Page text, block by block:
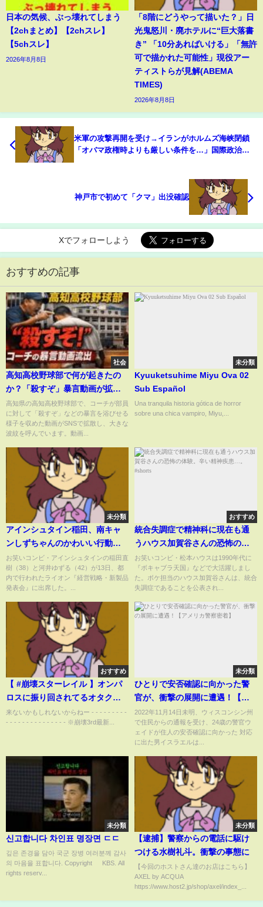
日本の気候、ぶっ壊れてしまう
【2chまとめ】【2chスレ】
【5chスレ】
2026年8月8日
「8階にどうやって描いた？」日
光鬼怒川・廃ホテルに“巨大落書
き” 「10分あればいける」「無許
可で描かれた可能性」現役アー
ティストらが見解(ABEMA
TIMES)
2026年8月8日
米軍の攻撃再開を受け→イランがホルムズ海峡閉鎖
「オバマ政権時よりも厳しい条件を…」国際政治学
神戸市で初めて「クマ」出没確認
Xでフォローしよう
おすすめの記事
社会
高知高校野球部で何が起きたの
か？「殺すぞ」暴言動画が拡
散、指導の実態に衝撃
高知県の高知高校野球部で、コーチが部員
に対して「殺すぞ」などの暴言を浴びせる
様子を収めた動画がSNSで拡散し、大きな
波紋を呼んでいます。動画...
未分類
Kyuuketsuhime Miyu Ova 02
Sub Español
Una tranquila historia gótica de horror
sobre una chica vampiro, Miyu,...
未分類
アインシュタイン稲田、南キャ
ンしずちゃんのかわいい行動明
かす ライオン『経営戦略・新
製品発表会』
お笑いコンビ・アインシュタインの稲田直
樹（38）と河井ゆずる（42）が13日、都
内で行われたライオン『経営戦略・新製品
発表会』に出席した。...
おすすめ
統合失調症で精神科に現在も通
うハウス加賀谷さんの恐怖の体
験。辛い精神疾患…。#shorts
お笑いコンビ・松本ハウスは1990年代に
『ボキャブラ天国』などで大活躍しまし
た。ボケ担当のハウス加賀谷さんは、統合
失調症であることを公表され...
おすすめ
【 #崩壊スターレイル 】オンパ
ロスに振り回されてるオタクの
新キャラ待機所【Vtuber / 白亜
リラ】
来ないかもしれないからねー - - - - - - - - -
- - - - - - - - - - - - - - - ※崩壊3rd最新...
未分類
ひとりで安否確認に向かった警
官が、衝撃の展開に遭遇！【ア
メリカ警察密着】
2022年11月14日未明、ウィスコンシン州
で住民からの通報を受け、24歳の警官ウ
ェイドが住人の安否確認に向かった 対応
に出た男イスラエルは...
未分類
신고합니다 차인표 명장면 ㄷㄷ
깊은 존경을 담아 국군 장병 여러분께 감사
의 마음을 표합니다. Copyright ©️ KBS. All
rights reserv...
未分類
【逮捕】警察からの電話に駆け
つける水樹礼斗。衝撃の事態に
【今回のホストさん達のお店はこちら】
AXEL by ACQUA
https://www.host2.jp/shop/axel/index_...